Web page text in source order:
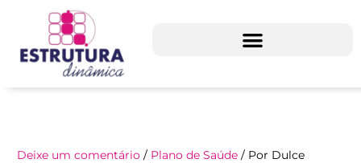
conteúdo
Deixe um comentário / Plano de Saúde / Por Dulce